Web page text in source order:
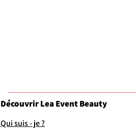
Découvrir Lea Event Beauty
Qui suis - je ?